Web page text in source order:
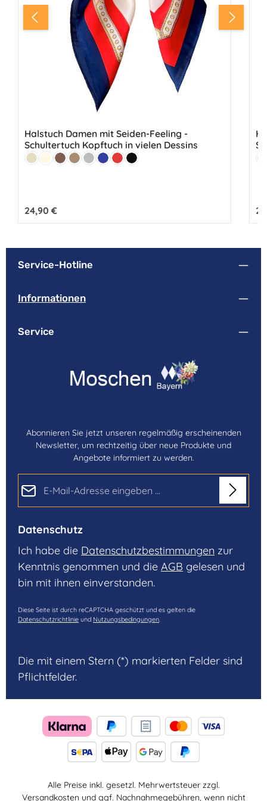
Halstuch Damen mit Seiden-Feeling -
Schultertuch Kopftuch in vielen Dessins
Farbe:
BeigeCremeBraunHellbraun
GrauMarineRot Schwarz
Regulärer Preis:
24,90 €
Service-Hotline
Informationen
Service
Abonnieren Sie jetzt unseren regelmäßig erscheinenden
Newsletter, um rechtzeitig über neue Produkte und
Angebote informiert zu werden.
Datenschutz
Ich habe die Datenschutzbestimmungen zur
Kenntnis genommen und die AGB gelesen und
bin mit ihnen einverstanden.
Diese Seite ist durch reCAPTCHA geschützt und es gelten die
Datenschutzrichtlinie und Nutzungsbedingungen.
Die mit einem Stern (*) markierten Felder sind
Pflichtfelder.
Alle Preise inkl. gesetzl. Mehrwertsteuer zzgl.
Versandkosten und ggf. Nachnahmegebühren, wenn nicht